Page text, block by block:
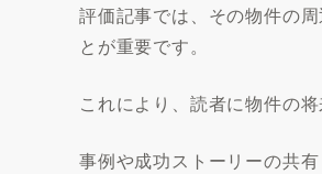
評価記事では、その物件の
とが重要です。
これにより、読者に物件の
事例や成功ストーリーの共